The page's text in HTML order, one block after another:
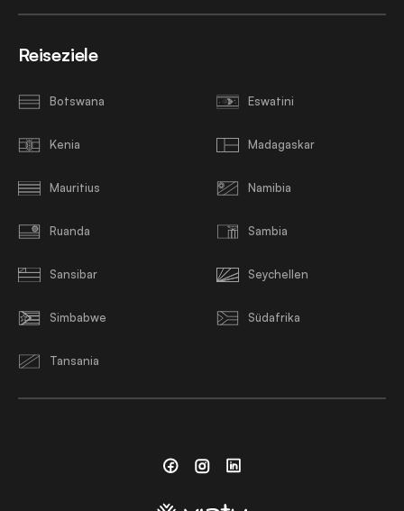
Reiseziele
Botswana Eswatini
Kenia Madagaskar
Mauritius Namibia
Ruanda Sambia
Sansibar Seychellen
Simbabwe Südafrika
Tansania
FacebookInstagramLinkedin